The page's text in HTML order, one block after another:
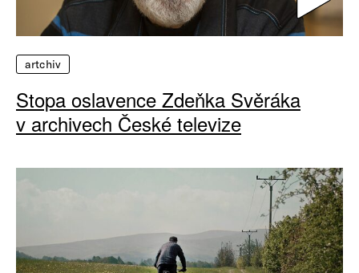
artchiv
Stopa oslavence Zdeňka Svěráka
v archivech České televize